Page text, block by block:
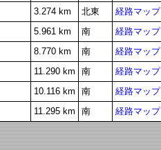
3.274 km 北東
経路マップ
5.961 km 南
経路マップ
8.770 km 南
経路マップ
11.290 km 南
経路マップ
10.116 km 南
経路マップ
11.295 km 南 経路マップ